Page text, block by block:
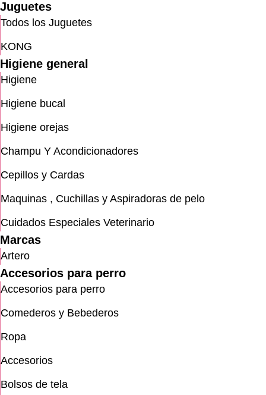
Juguetes
Todos los Juguetes
KONG
Higiene general
Higiene
Higiene bucal
Higiene orejas
Champu Y Acondicionadores
Cepillos y Cardas
Maquinas , Cuchillas y Aspiradoras de pelo
Cuidados Especiales Veterinario
Marcas
Artero
Accesorios para perro
Accesorios para perro
Comederos y Bebederos
Ropa
Accesorios
Bolsos de tela